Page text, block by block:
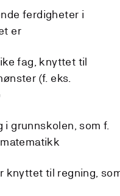
ferdigheter i
er
fag, knyttet til
(f. eks.
grunnskolen, som f.
knyttet til regning,